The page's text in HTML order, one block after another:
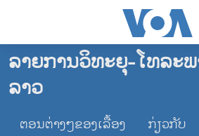
ເຂົ້າ
ຫາ
ຂ້າມ
ໂຮມເພຈ
ລາວ
ອາເມຣິກາ
ລາຍການວິທະຍຸ-ໂທລະ
ລາວ
ຕອນຕ່າງໆຂອງເລື້ອງ ກ່ຽວກັບ